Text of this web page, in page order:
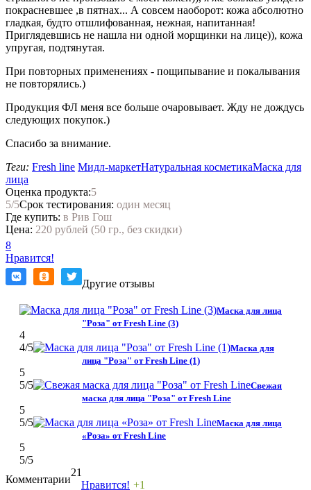
покрасневшее ,в пятнах... А совсем наоборот: кожа абсолютно
гладкая, будто отшлифованная, нежная, напитанная!
Приглядевшись не нашла ни одной морщинки на лице)), кожа
упругая, подтянутая.
При повторных применениях - пощипывание и покалывания
не повторялись.)
Продукция ФЛ меня все больше очаровывает. Жду не дождусь
следующих покупок.)
Спасибо за внимание.
Теги: Fresh line Мидл-маркетНатуральная косметикаМаска для
лица
Оценка продукта:5
5/5Срок тестирования: один месяц
Где купить: в Рив Гош
Цена: 220 рублей (50 гр., без скидки)
8
Нравится!
Другие отзывы
Маска для лица
"Роза" от Fresh Line (3)
4
4/5
Маска для
лица "Роза" от Fresh Line (1)
5
5/5
Свежая
маска для лица "Роза" от Fresh Line
5
5/5
Маска для лица
«Роза» от Fresh Line
5
5/5
Комментарии
21
Нравится! +1